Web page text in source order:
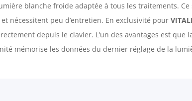
blanche froide adaptée à tous les traitements.
nécessitent peu d’entretien. En exclusivité pour VITALI
depuis le clavier. L’un des avantages est que
mémorise les données du dernier réglage de la